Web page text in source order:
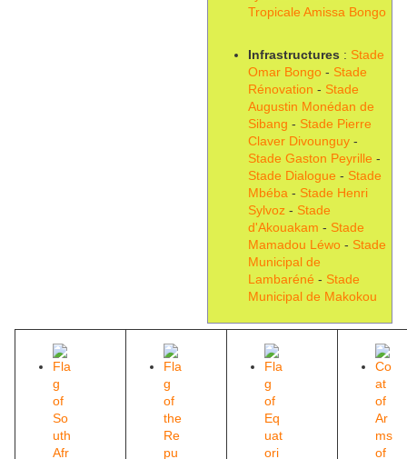
Tropicale Amissa Bongo
Infrastructures : Stade
Omar Bongo - Stade
Rénovation - Stade
Augustin Monédan de
Sibang - Stade Pierre
Claver Divounguy -
Stade Gaston Peyrille -
Stade Dialogue - Stade
Mbéba - Stade Henri
Sylvoz - Stade
d'Akouakam - Stade
Mamadou Léwo - Stade
Municipal de
Lambaréné - Stade
Municipal de Makokou